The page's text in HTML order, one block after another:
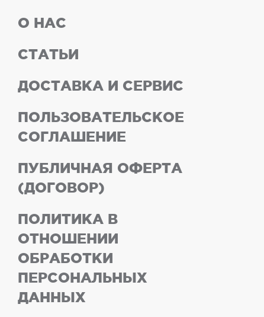
О НАС
СТАТЬИ
ДОСТАВКА И СЕРВИС
ПОЛЬЗОВАТЕЛЬСКОЕ
СОГЛАШЕНИЕ
ПУБЛИЧНАЯ ОФЕРТА
(ДОГОВОР)
ПОЛИТИКА В
ОТНОШЕНИИ
ОБРАБОТКИ
ПЕРСОНАЛЬНЫХ
ДАННЫХ